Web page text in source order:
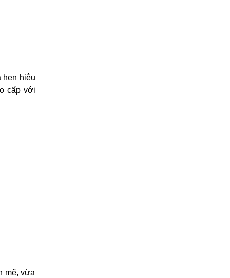
hẹn hiệu
cấp với
mẽ, vừa